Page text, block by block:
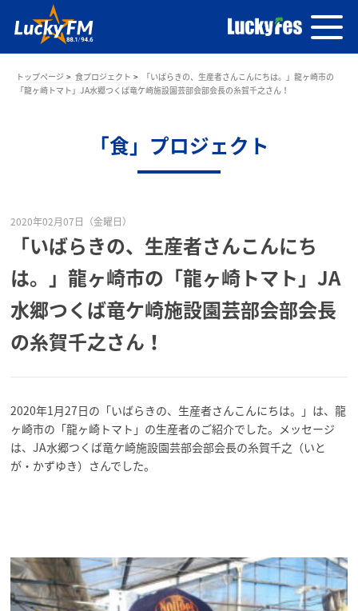
トップページ 食プロジェクト
「いばらきの、生産者さんこんにちは。」龍ヶ崎市の
「龍ヶ崎トマト」JA水郷つくば竜ケ崎施設園芸部会部会長の糸賀千之さん！
「食」プロジェクト
2020年02月07日（金曜日）
「いばらきの、生産者さんこんにち
は。」龍ヶ崎市の「龍ヶ崎トマト」JA
水郷つくば竜ケ崎施設園芸部会部会長
の糸賀千之さん！
2020年1月27日の「いばらきの、生産者さんこんにちは。」は、龍
ヶ崎市の「龍ヶ崎トマト」の生産者のご紹介でした。メッセージ
は、JA水郷つくば竜ケ崎施設園芸部会部会長の糸賀千之（いと
が・かずゆき）さんでした。